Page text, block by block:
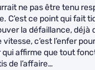
ne pas être tenu
C’est ce point qui fait
la défaillance, déjà
c’est l’enfer
affirme que tout
de l’affaire…